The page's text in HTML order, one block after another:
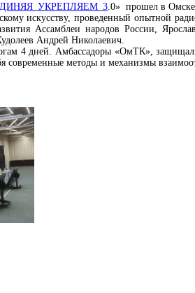
.0» прошел в Омске
искусству, проведенный опытной
Ассамблеи народов России,
Андрей Николаевич.
4 дней. Амбассадоры «ОмТК»,
современные методы и механизмы